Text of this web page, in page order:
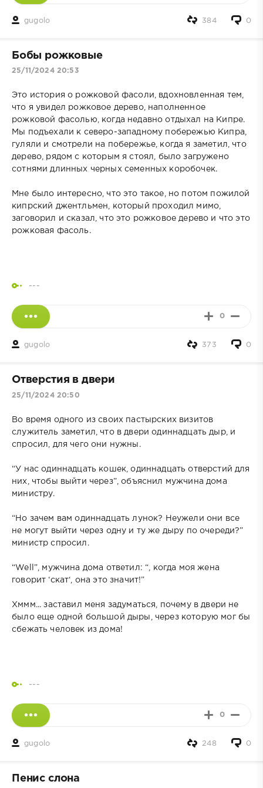
gugolo 0
384
Бобы рожковые
25/11/2024 20:53
Это история о рожковой фасоли, вдохновленная тем,
что я увидел рожковое дерево, наполненное
рожковой фасолью, когда недавно отдыхал на Кипре.
Мы подъехали к северо-западному побережью Кипра,
гуляли и смотрели на побережье, когда я заметил, что
дерево, рядом с которым я стоял, было загружено
сотнями длинных черных семенных коробочек.
Мне было интересно, что это такое, но потом пожилой
кипрский джентльмен, который проходил мимо,
заговорил и сказал, что это рожковое дерево и что это
рожковая фасоль.
---
0
gugolo 0
373
Отверстия в двери
25/11/2024 20:50
Во время одного из своих пастырских визитов
служитель заметил, что в двери одиннадцать дыр, и
спросил, для чего они нужны.
“У нас одиннадцать кошек, одиннадцать отверстий для
них, чтобы выйти через”, объяснил мужчина дома
министру.
“Но зачем вам одиннадцать лунок? Неужели они все
не могут выйти через одну и ту же дыру по очереди?”
министр спросил.
“Well”, мужчина дома ответил: “, когда моя жена
говорит ‘скат‘, она это значит!”
Хммм... заставил меня задуматься, почему в двери не
было еще одной большой дыры, через которую мог бы
сбежать человек из дома!
---
0
gugolo 0
248
Пенис слона